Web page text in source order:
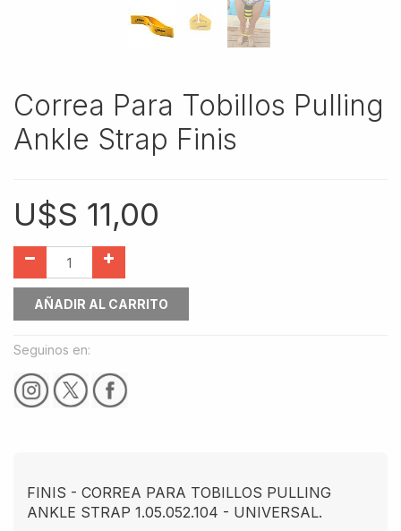
Correa Para Tobillos Pulling
Ankle Strap Finis
U$S 11,00
AÑADIR AL CARRITO
Seguinos en:
FINIS - CORREA PARA TOBILLOS PULLING
ANKLE STRAP 1.05.052.104 - UNIVERSAL.